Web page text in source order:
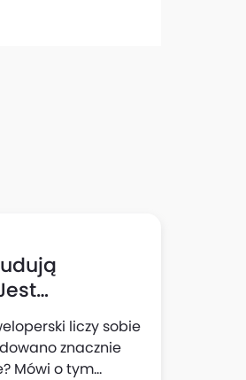
liczy sobie
znacznie
Mówi o tym